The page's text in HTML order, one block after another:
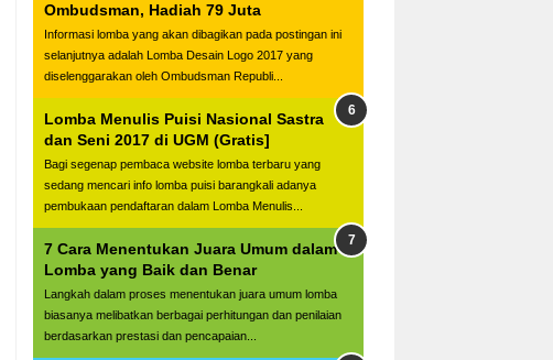
Ombudsman, Hadiah 79 Juta
Informasi lomba yang akan dibagikan pada postingan ini
selanjutnya adalah Lomba Desain Logo 2017 yang
diselenggarakan oleh Ombudsman Republi...
Lomba Menulis Puisi Nasional Sastra
dan Seni 2017 di UGM (Gratis]
Bagi segenap pembaca website lomba terbaru yang
sedang mencari info lomba puisi barangkali adanya
pembukaan pendaftaran dalam Lomba Menulis...
7 Cara Menentukan Juara Umum dalam
Lomba yang Baik dan Benar
Langkah dalam proses menentukan juara umum lomba
biasanya melibatkan berbagai perhitungan dan penilaian
berdasarkan prestasi dan pencapaian...